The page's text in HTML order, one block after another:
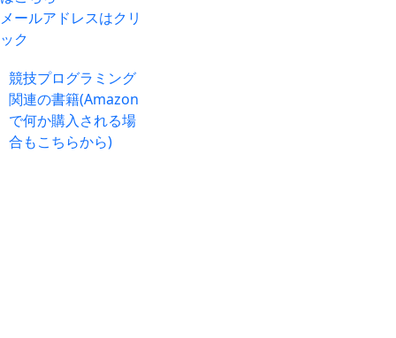
メールアドレスはクリ
ック
競技プログラミング
関連の書籍(Amazon
で何か購入される場
合もこちらから)